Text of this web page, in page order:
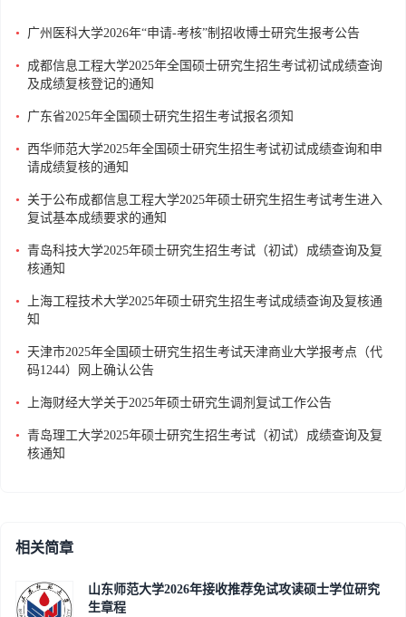
• 广州医科大学2026年“申请-考核”制招收博士研究生报考公告
•
成都信息工程大学2025年全国硕士研究生招生考试初试成绩查询
及成绩复核登记的通知
• 广东省2025年全国硕士研究生招生考试报名须知
•
西华师范大学2025年全国硕士研究生招生考试初试成绩查询和申
请成绩复核的通知
•
关于公布成都信息工程大学2025年硕士研究生招生考试考生进入
复试基本成绩要求的通知
• 青岛科技大学2025年硕士研究生招生考试（初试）成绩查询及复
核通知
•
上海工程技术大学2025年硕士研究生招生考试成绩查询及复核通
知
•
天津市2025年全国硕士研究生招生考试天津商业大学报考点（代
码1244）网上确认公告
• 上海财经大学关于2025年硕士研究生调剂复试工作公告
• 青岛理工大学2025年硕士研究生招生考试（初试）成绩查询及复
核通知
相关简章
山东师范大学2026年接收推荐免试攻读硕士学位研究
生章程